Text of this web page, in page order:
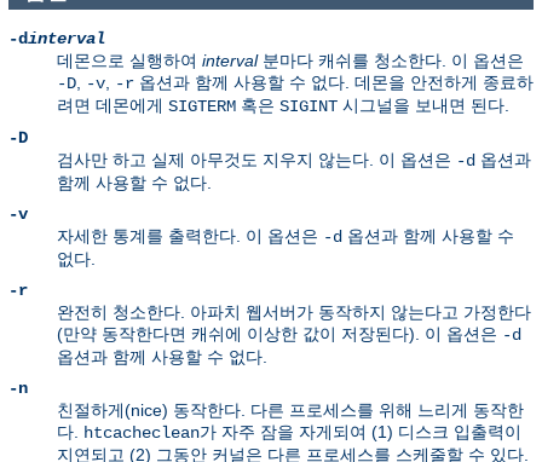
-dinterval
데몬으로 실행하여 interval분마다 캐쉬를 청소한다. 이 옵션은
-D, -v, -r 옵션과 함께 사용할 수 없다. 데몬을 안전하게 종료하
려면 데몬에게 SIGTERM 혹은 SIGINT 시그널을 보내면 된다.
-D
검사만 하고 실제 아무것도 지우지 않는다. 이 옵션은 -d 옵션과
함께 사용할 수 없다.
-v
자세한 통계를 출력한다. 이 옵션은 -d 옵션과 함께 사용할 수
없다.
-r
완전히 청소한다. 아파치 웹서버가 동작하지 않는다고 가정한다
(만약 동작한다면 캐쉬에 이상한 값이 저장된다). 이 옵션은 -d
옵션과 함께 사용할 수 없다.
-n
친절하게(nice) 동작한다. 다른 프로세스를 위해 느리게 동작한
다. htcacheclean가 자주 잠을 자게되여 (1) 디스크 입출력이
지연되고 (2) 그동안 커널은 다른 프로세스를 스케줄할 수 있다.